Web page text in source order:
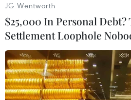
Trung Quốc tăng cường
thô từ Nga trong tháng
20/06/2022 09:16
Theo số liệu tháng Năm, lượng
JG Wentworth
$25,000 In Personal Debt?
Settlement Loophole